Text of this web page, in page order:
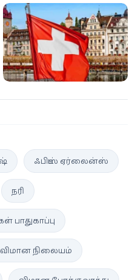
வைத்திருப்பவர்கள் யார்?
முதல் இடத்தில் இந்த
நாட்டின் மக்கள்!
ஃபிட்ஸ் ஏர்லைன்ஸ்
நரி
பாதுகாப்பு
நிலையம்